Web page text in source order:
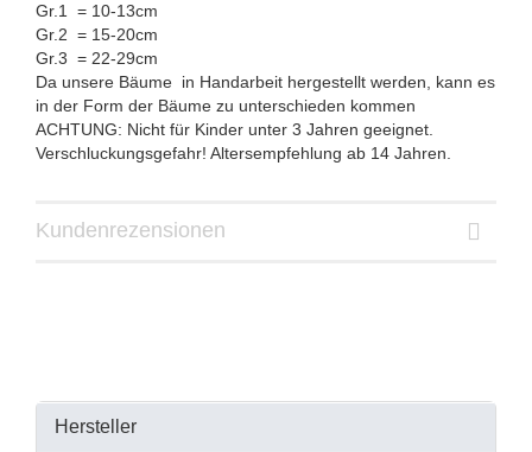
Gr.1 = 10-13cm
Gr.2 = 15-20cm
Gr.3 = 22-29cm
Da unsere Bäume in Handarbeit hergestellt werden, kann es
in der Form der Bäume zu unterschieden kommen
ACHTUNG: Nicht für Kinder unter 3 Jahren geeignet.
Verschluckungsgefahr! Altersempfehlung ab 14 Jahren.
Kundenrezensionen
Hersteller